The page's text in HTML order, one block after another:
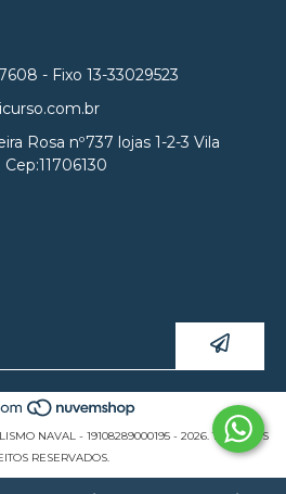
- Fixo 13-33029523
Rosa nº737 lojas 1-2-3 Vila
NAVAL - 19108289000195 - 2026. TODOS OS
RESERVADOS.